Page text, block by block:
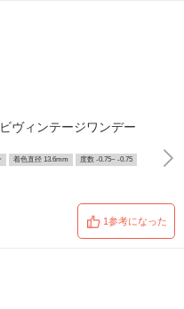
ヴィンテージワンデー
着色直径 13.6mm 度数 -0.75~ -0.75
1参考になった